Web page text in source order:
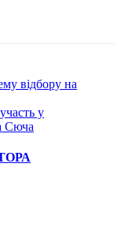
відбору на
у
Сюча